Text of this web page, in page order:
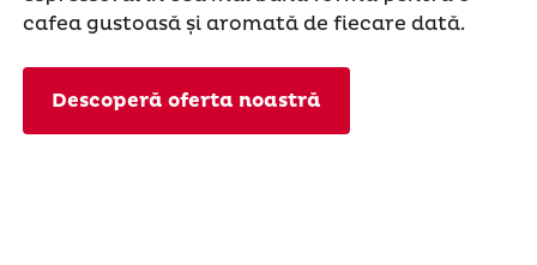
cafea gustoasă și aromată de fiecare dată.
Descoperă oferta noastră